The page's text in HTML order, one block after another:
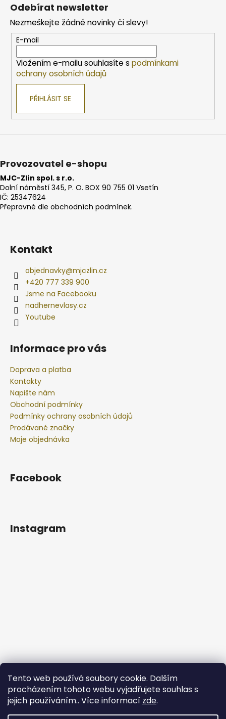
Tento web používá soubory cookie. Dalším
procházením tohoto webu vyjadřujete souhlas s
jejich používáním.. Více informací zde.
Odebírat newsletter
Nezmeškejte žádné novinky či slevy!
E-mail
Vložením e-mailu souhlasíte s podmínkami
ochrany osobních údajů
PŘIHLÁSIT SE
Provozovatel e-shopu
MJC-Zlín spol. s r.o.
Dolní náměstí 345, P. O. BOX 90 755 01 Vsetín
IČ: 25347624
Přepravné dle obchodních podmínek.
Kontakt
objednavky@mjczlin.cz
+420 777 339 900
Jsme na Facebooku
nadhernevlasy.cz
Youtube
Informace pro vás
Doprava a platba
Kontakty
Napište nám
Obchodní podmínky
Podmínky ochrany osobních údajů
Prodávané značky
Moje objednávka
Facebook
Instagram